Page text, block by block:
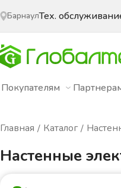
БарнаулТех.
Покупателям
Главная Каталог
Настенные